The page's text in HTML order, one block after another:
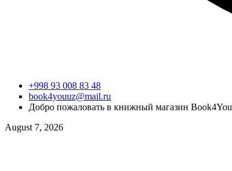
+998 93 008 83 48
book4youuz@mail.ru
Добро пожаловать в книжный магазин Book4You
August 7, 2026